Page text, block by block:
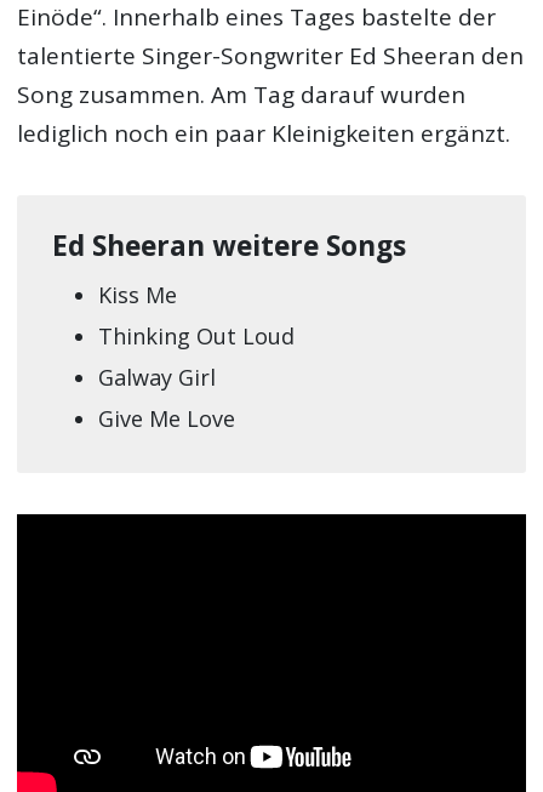
Einöde“. Innerhalb eines Tages bastelte der
talentierte Singer-Songwriter Ed Sheeran den
Song zusammen. Am Tag darauf wurden
lediglich noch ein paar Kleinigkeiten ergänzt.
Ed Sheeran weitere Songs
Kiss Me
Thinking Out Loud
Galway Girl
Give Me Love